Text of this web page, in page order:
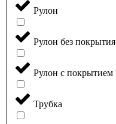
Рулон
Рулон без покрытия
Рулон с покрытием
Трубка